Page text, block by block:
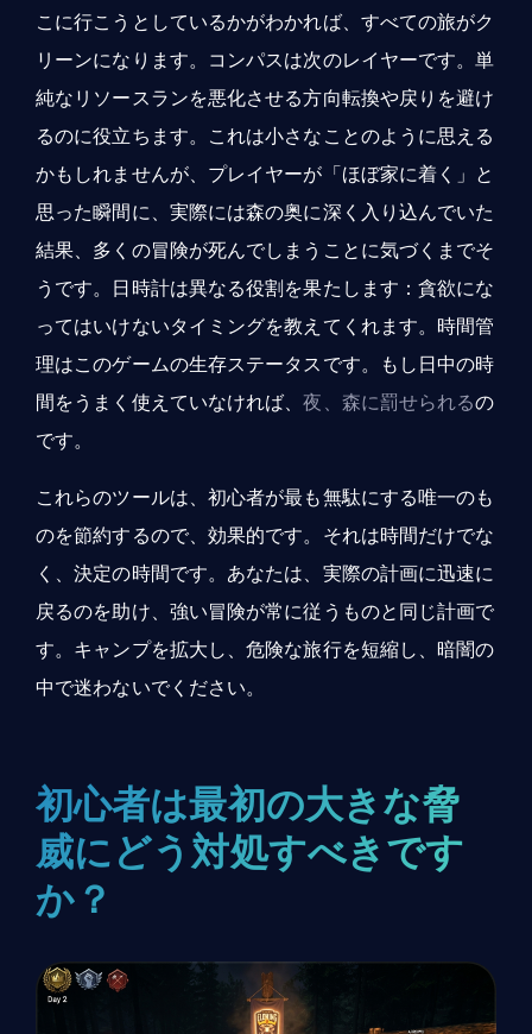
こに行こうとしているかがわかれば、すべての旅がク
リーンになります。コンパスは次のレイヤーです。単
純なリソースランを悪化させる方向転換や戻りを避け
るのに役立ちます。これは小さなことのように思える
かもしれませんが、プレイヤーが「ほぼ家に着く」と
思った瞬間に、実際には森の奥に深く入り込んでいた
結果、多くの冒険が死んでしまうことに気づくまでそ
うです。日時計は異なる役割を果たします：貪欲にな
ってはいけないタイミングを教えてくれます。時間管
理はこのゲームの生存ステータスです。もし日中の時
間をうまく使えていなければ、夜、森に罰せられるの
です。
これらのツールは、初心者が最も無駄にする唯一のも
のを節約するので、効果的です。それは時間だけでな
く、決定の時間です。あなたは、実際の計画に迅速に
戻るのを助け、強い冒険が常に従うものと同じ計画で
す。キャンプを拡大し、危険な旅行を短縮し、暗闇の
中で迷わないでください。
初心者は最初の大きな脅
威にどう対処すべきです
か？